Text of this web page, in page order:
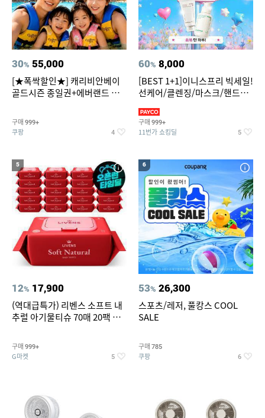
30% 55,000
[★폭싹할인★] 캐리비안베이
골드시즌 종일권+에버랜드 오
구매 999+
쿠팡 4
60% 8,000
[BEST 1+1]이니스프리 빅세일!
선케어/클렌징/마스크/핸드크
구매 999+
11번가 쇼킹딜 5
5
12% 17,900
(역대급특가) 리벤스 소프트 내
추럴 아기물티슈 70매 20팩 캡
구매 999+
G마켓 5
6
53% 26,300
스포츠/레저, 풀캉스 COOL
SALE
구매 785
쿠팡 6